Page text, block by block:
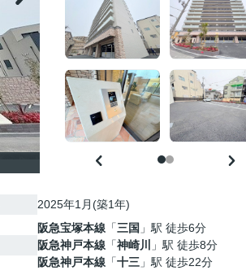
2025年1月(築1年)
阪急宝塚本線 「三国 」駅 徒歩6分
阪急神戸本線 「神崎川
」駅 徒歩8分
阪急神戸本線 「十三 」駅 徒歩22分